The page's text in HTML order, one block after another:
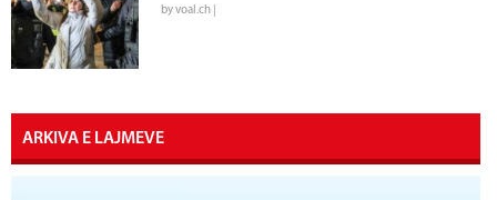
by voal.ch |
ARKIVA E LAJMEVE